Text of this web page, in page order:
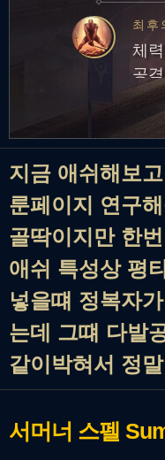
효
에
고
최후
체
공
지금 애쉬해보
룬페이지 연구
골딱이지만 한
애쉬 특성상 평
넣을떄 정복자
는데 그떄 다발
같이박혀서 정
서머너 스펠